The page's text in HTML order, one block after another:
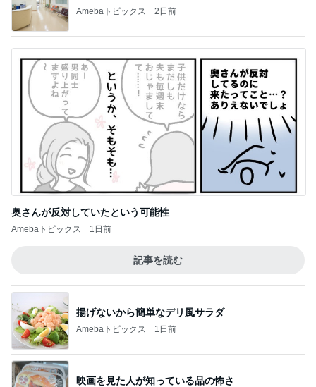
Amebaトピックス 2日前
奥さんが反対していたという可能性
Amebaトピックス 1日前
記事を読む
揚げないから簡単なデリ風サラダ
Amebaトピックス 1日前
映画を見た人が知っている品の怖さ